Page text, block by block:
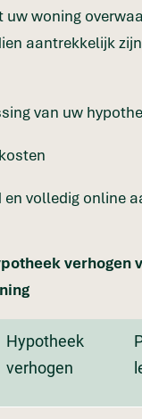
woning
aantrekkelijk
van uw
en volledig online
verhogen
Hypotheek
verhogen